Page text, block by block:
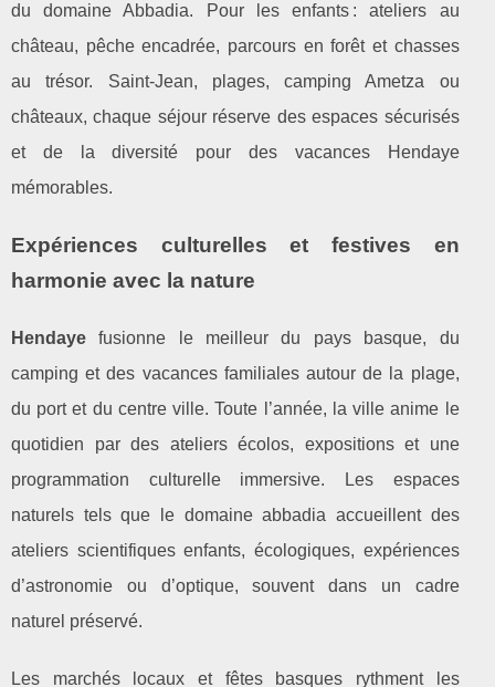
du domaine Abbadia. Pour les enfants : ateliers au
château, pêche encadrée, parcours en forêt et chasses
au trésor. Saint-Jean, plages, camping Ametza ou
châteaux, chaque séjour réserve des espaces sécurisés
et de la diversité pour des vacances Hendaye
mémorables.
Expériences culturelles et festives en
harmonie avec la nature
Hendaye fusionne le meilleur du pays basque, du
camping et des vacances familiales autour de la plage,
du port et du centre ville. Toute l’année, la ville anime le
quotidien par des ateliers écolos, expositions et une
programmation culturelle immersive. Les espaces
naturels tels que le domaine abbadia accueillent des
ateliers scientifiques enfants, écologiques, expériences
d’astronomie ou d’optique, souvent dans un cadre
naturel préservé.
Les marchés locaux et fêtes basques rythment les